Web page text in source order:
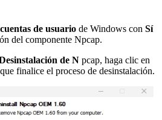
de usuario de Windows con Sí
del componente Npcap.
de N pcap, haga clic en
finalice el proceso de desinstalación.